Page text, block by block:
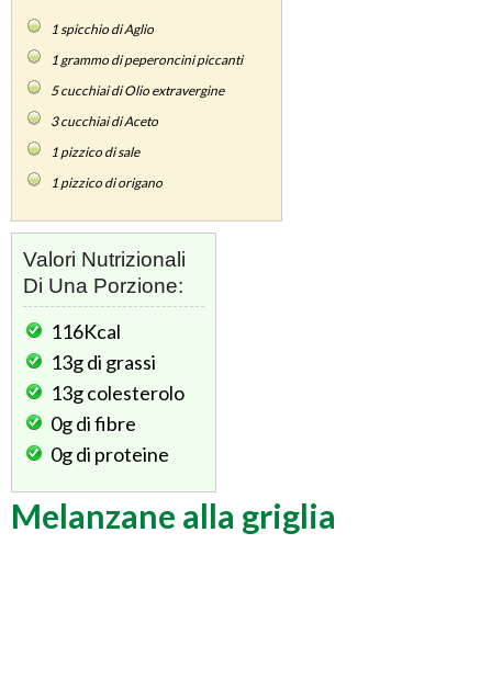
1spicchio di Aglio
1grammo di peperoncini piccanti
5cucchiai di Olio extravergine
3cucchiai di Aceto
1 pizzico di sale
1 pizzico di origano
Valori Nutrizionali
Di Una Porzione:
116Kcal
13gdi grassi
13gcolesterolo
0gdi fibre
0gdi proteine
Melanzane alla griglia